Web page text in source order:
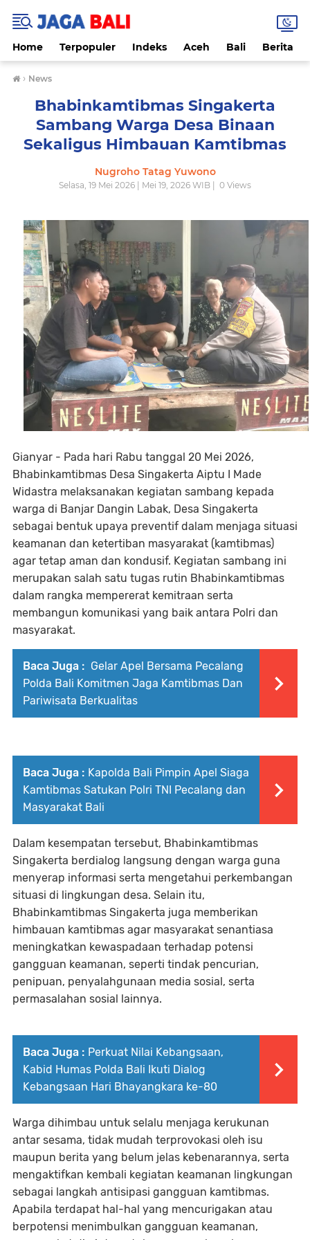
Home Terpopuler Indeks Aceh Bali Berita
› News
Bhabinkamtibmas Singakerta
Sambang Warga Desa Binaan
Sekaligus Himbauan Kamtibmas
Nugroho Tatag Yuwono
Selasa, 19 Mei 2026 | Mei 19, 2026 WIB | 0 Views
Gianyar - Pada hari Rabu tanggal 20 Mei 2026,
Bhabinkamtibmas Desa Singakerta Aiptu I Made
Widastra melaksanakan kegiatan sambang kepada
warga di Banjar Dangin Labak, Desa Singakerta
sebagai bentuk upaya preventif dalam menjaga situasi
keamanan dan ketertiban masyarakat (kamtibmas)
agar tetap aman dan kondusif. Kegiatan sambang ini
merupakan salah satu tugas rutin Bhabinkamtibmas
dalam rangka mempererat kemitraan serta
membangun komunikasi yang baik antara Polri dan
masyarakat.
Baca Juga : Gelar Apel Bersama Pecalang
Polda Bali Komitmen Jaga Kamtibmas Dan
Pariwisata Berkualitas
Baca Juga : Kapolda Bali Pimpin Apel Siaga
Kamtibmas Satukan Polri TNI Pecalang dan
Masyarakat Bali
Dalam kesempatan tersebut, Bhabinkamtibmas
Singakerta berdialog langsung dengan warga guna
menyerap informasi serta mengetahui perkembangan
situasi di lingkungan desa. Selain itu,
Bhabinkamtibmas Singakerta juga memberikan
himbauan kamtibmas agar masyarakat senantiasa
meningkatkan kewaspadaan terhadap potensi
gangguan keamanan, seperti tindak pencurian,
penipuan, penyalahgunaan media sosial, serta
permasalahan sosial lainnya.
Baca Juga : Perkuat Nilai Kebangsaan,
Kabid Humas Polda Bali Ikuti Dialog
Kebangsaan Hari Bhayangkara ke-80
Warga dihimbau untuk selalu menjaga kerukunan
antar sesama, tidak mudah terprovokasi oleh isu
maupun berita yang belum jelas kebenarannya, serta
mengaktifkan kembali kegiatan keamanan lingkungan
sebagai langkah antisipasi gangguan kamtibmas.
Apabila terdapat hal-hal yang mencurigakan atau
berpotensi menimbulkan gangguan keamanan,